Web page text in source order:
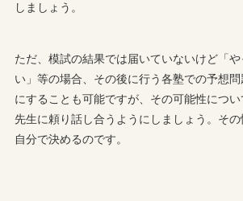
しましょう。
ただ、模試の結果では届いていないけど「
い」等の場合、その後に行う各塾での予想
にすることも可能ですが、その可能性につ
先生に頼り話し合うようにしましょう。そ
自分で決めるのです。